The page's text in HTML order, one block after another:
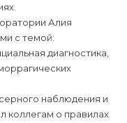
Алия
с темой:
диагностика,
наблюдения и
коллегам о правилах